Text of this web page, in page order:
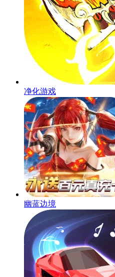
净化游戏
幽蓝边境